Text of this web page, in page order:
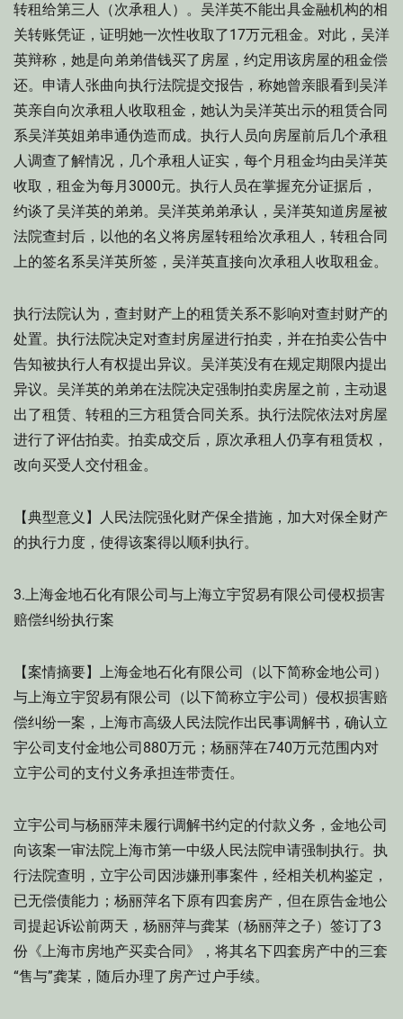
转租给第三人（次承租人）。吴洋英不能出具金融机构的相
关转账凭证，证明她一次性收取了17万元租金。对此，吴洋
英辩称，她是向弟弟借钱买了房屋，约定用该房屋的租金偿
还。申请人张曲向执行法院提交报告，称她曾亲眼看到吴洋
英亲自向次承租人收取租金，她认为吴洋英出示的租赁合同
系吴洋英姐弟串通伪造而成。执行人员向房屋前后几个承租
人调查了解情况，几个承租人证实，每个月租金均由吴洋英
收取，租金为每月3000元。执行人员在掌握充分证据后，
约谈了吴洋英的弟弟。吴洋英弟弟承认，吴洋英知道房屋被
法院查封后，以他的名义将房屋转租给次承租人，转租合同
上的签名系吴洋英所签，吴洋英直接向次承租人收取租金。
执行法院认为，查封财产上的租赁关系不影响对查封财产的
处置。执行法院决定对查封房屋进行拍卖，并在拍卖公告中
告知被执行人有权提出异议。吴洋英没有在规定期限内提出
异议。吴洋英的弟弟在法院决定强制拍卖房屋之前，主动退
出了租赁、转租的三方租赁合同关系。执行法院依法对房屋
进行了评估拍卖。拍卖成交后，原次承租人仍享有租赁权，
改向买受人交付租金。
【典型意义】人民法院强化财产保全措施，加大对保全财产
的执行力度，使得该案得以顺利执行。
3.上海金地石化有限公司与上海立宇贸易有限公司侵权损害
赔偿纠纷执行案
【案情摘要】上海金地石化有限公司（以下简称金地公司）
与上海立宇贸易有限公司（以下简称立宇公司）侵权损害赔
偿纠纷一案，上海市高级人民法院作出民事调解书，确认立
宇公司支付金地公司880万元；杨丽萍在740万元范围内对
立宇公司的支付义务承担连带责任。
立宇公司与杨丽萍未履行调解书约定的付款义务，金地公司
向该案一审法院上海市第一中级人民法院申请强制执行。执
行法院查明，立宇公司因涉嫌刑事案件，经相关机构鉴定，
已无偿债能力；杨丽萍名下原有四套房产，但在原告金地公
司提起诉讼前两天，杨丽萍与龚某（杨丽萍之子）签订了3
份《上海市房地产买卖合同》，将其名下四套房产中的三套
“售与”龚某，随后办理了房产过户手续。